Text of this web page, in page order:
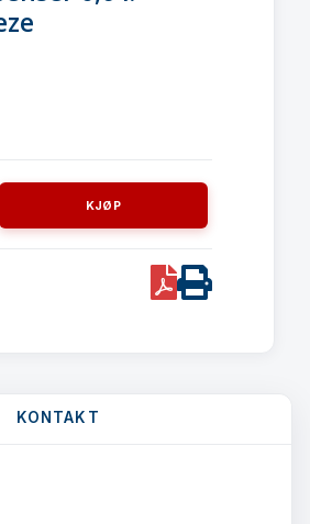
KJØP
PDFPrint
KONTAKT